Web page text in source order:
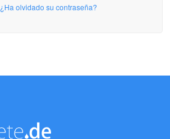
¿Ha olvidado su contraseña?